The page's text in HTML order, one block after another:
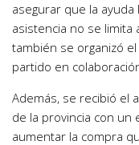
asegurar que la
asistencia no se limita
también se organizó
partido en
Además, se recibió el
de la provincia con un
aumentar la compra